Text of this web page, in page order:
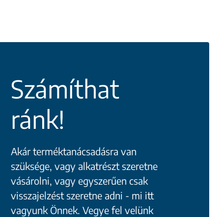
Számíthat
ránk!
Akár terméktanácsadásra van
szüksége, vagy alkatrészt szeretne
vásárolni, vagy egyszerűen csak
visszajelzést szeretne adni - mi itt
vagyunk Önnek. Vegye fel velünk